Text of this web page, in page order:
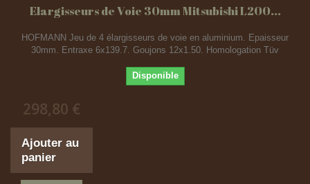
Elargisseurs de Voie 30mm Mitsubishi L200...
HOFMANN Jeu de 4 élargisseurs de voie en aluminium. Epaisseur
30mm. Entraxe 6x139.7. Goujons 12x1.50. Homologation Tüv
Disponible
298,80 €
Ajouter au
panier